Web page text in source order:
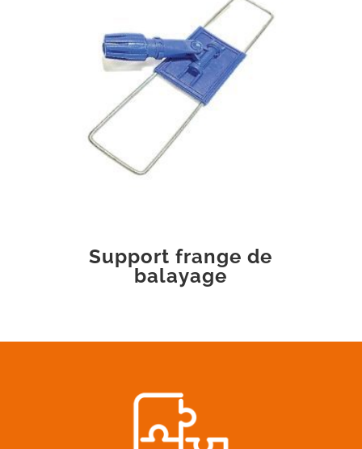
Support frange de
balayage